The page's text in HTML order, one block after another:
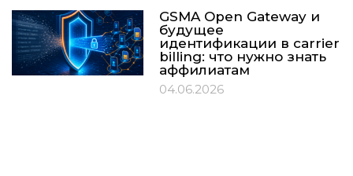
GSMA Open Gateway и
будущее
идентификации в carrier
billing: что нужно знать
аффилиатам
04.06.2026